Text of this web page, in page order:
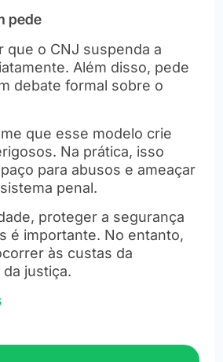
pede
que o CNJ suspenda a
Além disso, pede
debate formal sobre o
que esse modelo crie
Na prática, isso
para abusos e ameaçar
penal.
proteger a segurança
é importante. No entanto,
às custas da
justiça.